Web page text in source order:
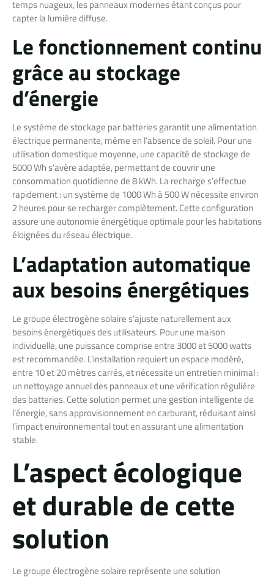
temps nuageux, les panneaux modernes étant conçus pour
capter la lumière diffuse.
Le fonctionnement continu
grâce au stockage
d’énergie
Le système de stockage par batteries garantit une alimentation
électrique permanente, même en l’absence de soleil. Pour une
utilisation domestique moyenne, une capacité de stockage de
5000 Wh s’avère adaptée, permettant de couvrir une
consommation quotidienne de 8 kWh. La recharge s’effectue
rapidement : un système de 1000 Wh à 500 W nécessite environ
2 heures pour se recharger complètement. Cette configuration
assure une autonomie énergétique optimale pour les habitations
éloignées du réseau électrique.
L’adaptation automatique
aux besoins énergétiques
Le groupe électrogène solaire s’ajuste naturellement aux
besoins énergétiques des utilisateurs. Pour une maison
individuelle, une puissance comprise entre 3000 et 5000 watts
est recommandée. L’installation requiert un espace modéré,
entre 10 et 20 mètres carrés, et nécessite un entretien minimal :
un nettoyage annuel des panneaux et une vérification régulière
des batteries. Cette solution permet une gestion intelligente de
l’énergie, sans approvisionnement en carburant, réduisant ainsi
l’impact environnemental tout en assurant une alimentation
stable.
L’aspect écologique
et durable de cette
solution
Le groupe électrogène solaire représente une solution